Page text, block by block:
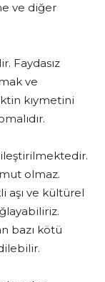
ve diğer
Faydasız
ve
kıymetini
olmaz.
aşı ve kültürel
bazı kötü